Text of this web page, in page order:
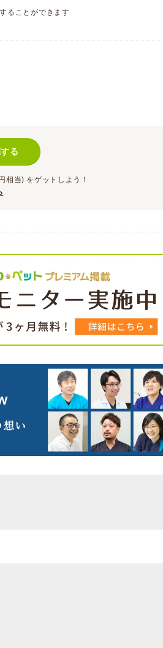
することができます
る
相当) をゲットしよう！